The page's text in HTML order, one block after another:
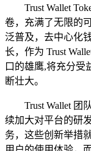
Trust Wallet
卷，充满了无限的
泛普及，去中心化
长，作为 Trust
口的雄鹰,将充分受
断壮大。
Trust Wallet 团
续加大对平台的研
务，这些创新举措